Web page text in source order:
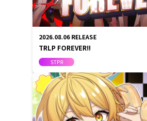
2026.08.06 RELEASE
TRLP FOREVER!!
STPR